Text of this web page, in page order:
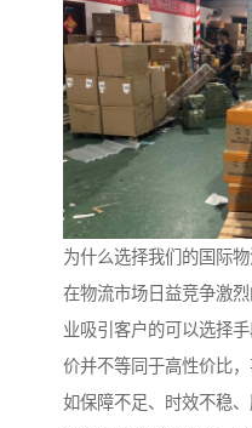
为什么选择我们的国际物
在物流市场日益竞争激
业吸引客户的可以选择
价并不等同于高性价比
如保障不足、时效不稳